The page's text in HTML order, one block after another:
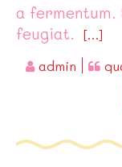
a
feugiat.
[…]
admin